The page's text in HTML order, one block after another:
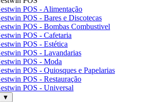
POS - Alimentação
POS - Bares e Discotecas
POS - Bombas Combustivel
POS - Cafetaria
POS - Estética
POS - Lavandarias
POS - Moda
POS - Quiosques e Papelarias
POS - Restauração
POS - Universal
▼